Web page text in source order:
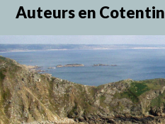
Skip
content
Auteurs en Cotentin